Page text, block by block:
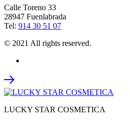
Calle Toreno 33
28947 Fuenlabrada
Tel: 914 30 51 07
© 2021 All rights reserved.
LUCKY STAR COSMETICA